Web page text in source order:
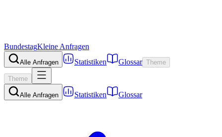
BundestagKleine Anfragen
Alle Anfragen Statistiken Glossar Theme
Theme
Alle Anfragen Statistiken Glossar